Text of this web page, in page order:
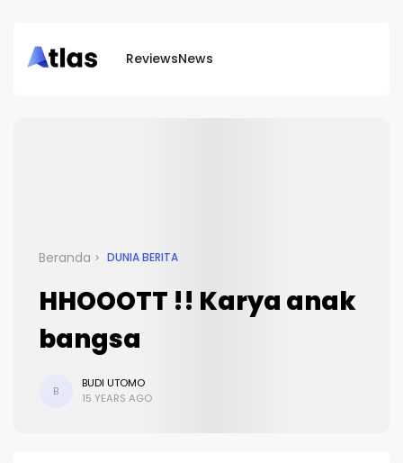
ReviewsNews
Beranda DUNIA BERITA
HHOOOTT !! Karya anak
bangsa
B
BUDI UTOMO
15 YEARS AGO